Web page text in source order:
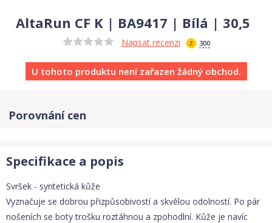
AltaRun CF K | BA9417 | Bílá | 30,5
Napsat recenzi 300
U tohoto produktu není zařazen žádný obchod.
Porovnání cen
Specifikace a popis
Svršek - syntetická kůže
Vyznačuje se dobrou přizpůsobivostí a skvělou odolností. Po pár
nošeních se boty trošku roztáhnou a zpohodlní. Kůže je navíc